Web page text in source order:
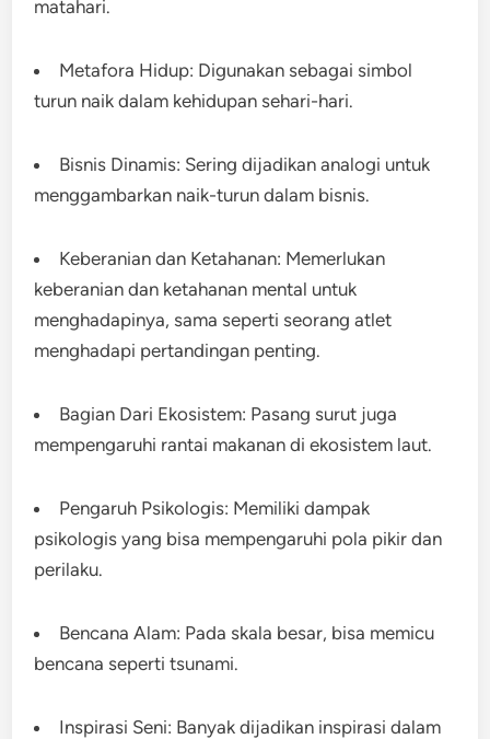
matahari.
Metafora Hidup: Digunakan sebagai simbol
turun naik dalam kehidupan sehari-hari.
Bisnis Dinamis: Sering dijadikan analogi untuk
menggambarkan naik-turun dalam bisnis.
Keberanian dan Ketahanan: Memerlukan
keberanian dan ketahanan mental untuk
menghadapinya, sama seperti seorang atlet
menghadapi pertandingan penting.
Bagian Dari Ekosistem: Pasang surut juga
mempengaruhi rantai makanan di ekosistem laut.
Pengaruh Psikologis: Memiliki dampak
psikologis yang bisa mempengaruhi pola pikir dan
perilaku.
Bencana Alam: Pada skala besar, bisa memicu
bencana seperti tsunami.
Inspirasi Seni: Banyak dijadikan inspirasi dalam